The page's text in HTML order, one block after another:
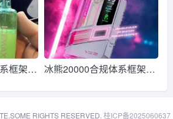
框架解 冰熊20000合规体系框架解
RIGHTS RESERVED. 桂ICP备2025060637